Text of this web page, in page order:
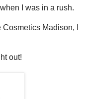
I was in a rush.
Madison, I
out!